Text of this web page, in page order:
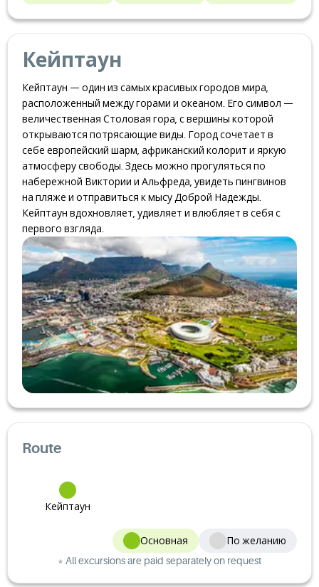
Кейптаун
Кейптаун — один из самых красивых городов мира,
расположенный между горами и океаном. Его символ —
величественная Столовая гора, с вершины которой
открываются потрясающие виды. Город сочетает в
себе европейский шарм, африканский колорит и яркую
атмосферу свободы. Здесь можно прогуляться по
набережной Виктории и Альфреда, увидеть пингвинов
на пляже и отправиться к мысу Доброй Надежды.
Кейптаун вдохновляет, удивляет и влюбляет в себя с
первого взгляда.
Route
Кейптаун
Основная
По желанию
* All excursions are paid separately on request